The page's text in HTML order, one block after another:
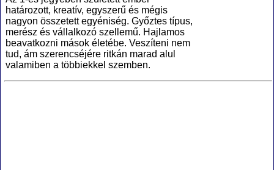
határozott, kreatív, egyszerű és mégis
nagyon összetett egyéniség. Győztes típus,
merész és vállalkozó szellemű. Hajlamos
beavatkozni mások életébe. Veszíteni nem
tud, ám szerencséjére ritkán marad alul
valamiben a többiekkel szemben.